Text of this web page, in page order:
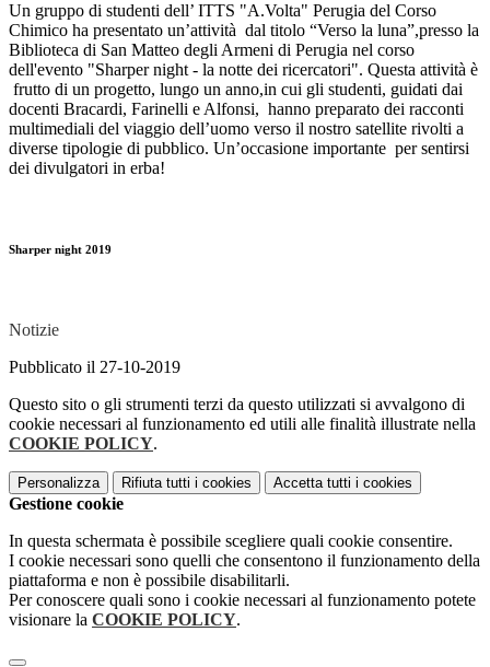
Un gruppo di studenti dell’ ITTS "A.Volta" Perugia del Corso
Chimico ha presentato un’attività dal titolo “Verso la luna”,presso la
Biblioteca di San Matteo degli Armeni di Perugia nel corso
dell'evento "Sharper night - la notte dei ricercatori". Questa attività è
frutto di un progetto, lungo un anno,in cui gli studenti, guidati dai
docenti Bracardi, Farinelli e Alfonsi, hanno preparato dei racconti
multimediali del viaggio dell’uomo verso il nostro satellite rivolti a
diverse tipologie di pubblico. Un’occasione importante per sentirsi
dei divulgatori in erba!
Sharper night 2019
Notizie
Pubblicato il 27-10-2019
Questo sito o gli strumenti terzi da questo utilizzati si avvalgono di
cookie necessari al funzionamento ed utili alle finalità illustrate nella
COOKIE POLICY.
Personalizza Rifiuta tutti i cookies Accetta tutti i cookies
Gestione cookie
In questa schermata è possibile scegliere quali cookie consentire.
I cookie necessari sono quelli che consentono il funzionamento della
piattaforma e non è possibile disabilitarli.
Per conoscere quali sono i cookie necessari al funzionamento potete
visionare la COOKIE POLICY.